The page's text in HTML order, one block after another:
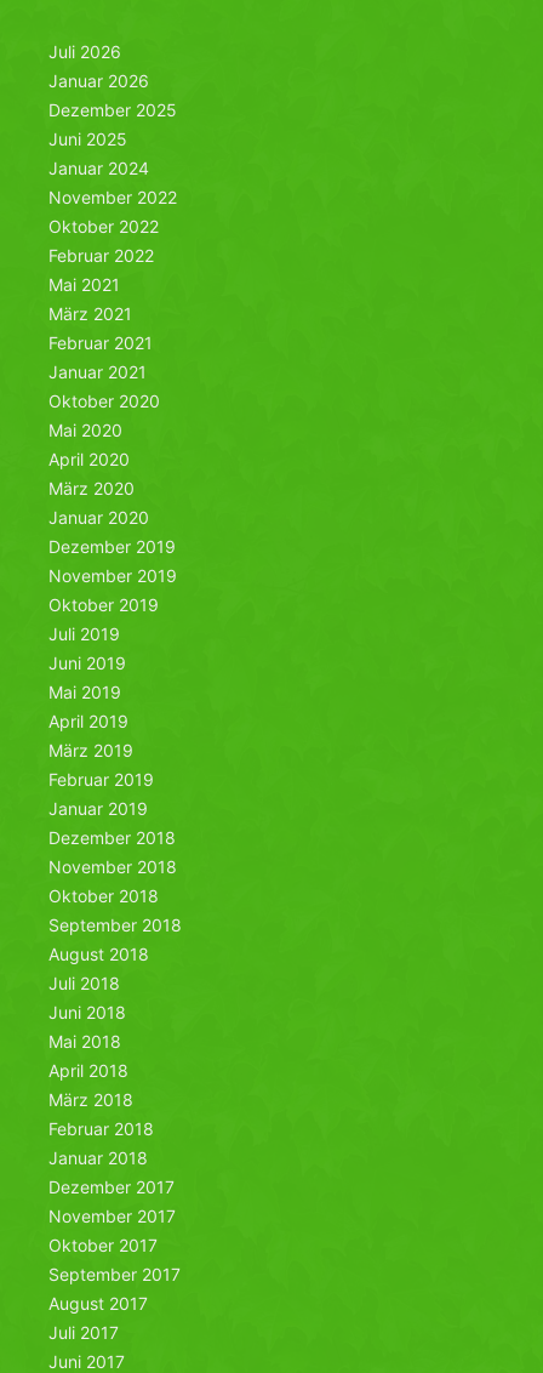
Juli 2026
Januar 2026
Dezember 2025
Juni 2025
Januar 2024
November 2022
Oktober 2022
Februar 2022
Mai 2021
März 2021
Februar 2021
Januar 2021
Oktober 2020
Mai 2020
April 2020
März 2020
Januar 2020
Dezember 2019
November 2019
Oktober 2019
Juli 2019
Juni 2019
Mai 2019
April 2019
März 2019
Februar 2019
Januar 2019
Dezember 2018
November 2018
Oktober 2018
September 2018
August 2018
Juli 2018
Juni 2018
Mai 2018
April 2018
März 2018
Februar 2018
Januar 2018
Dezember 2017
November 2017
Oktober 2017
September 2017
August 2017
Juli 2017
Juni 2017